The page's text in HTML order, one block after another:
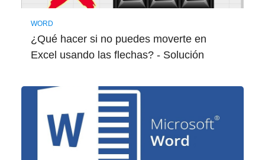
WORD
¿Qué hacer si no puedes moverte en
Excel usando las flechas? - Solución